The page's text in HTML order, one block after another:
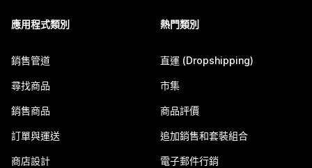
應用程式類別
銷售管道
尋找商品
銷售商品
訂單與運送
商店設計
熱門類別
直運 (Dropshipping)
市集
商品評價
追加銷售和套裝組合
電子郵件行銷